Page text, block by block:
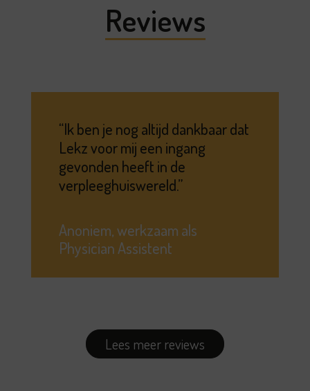
Reviews
Ik ben je nog altijd dankbaar dat
Lekz voor mij een ingang
gevonden heeft in de
verpleeghuiswereld.
Anoniem, werkzaam als
Physician Assistent
Lees meer reviews